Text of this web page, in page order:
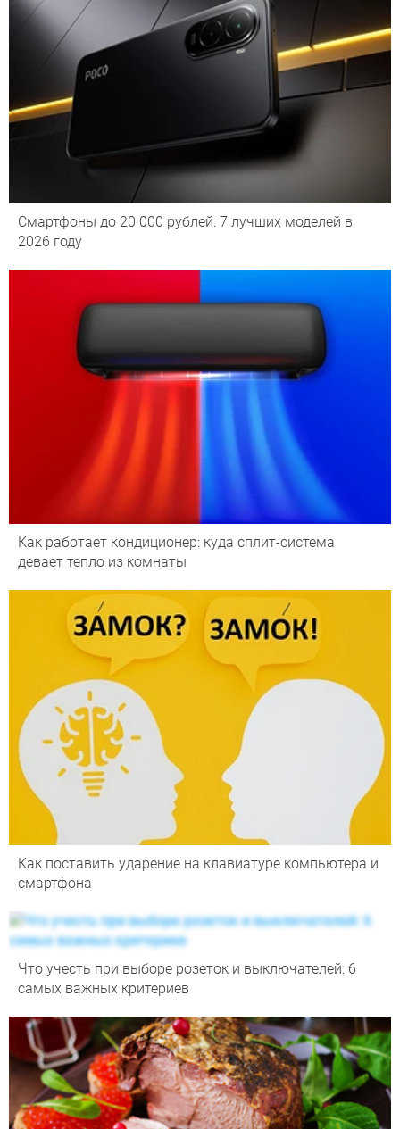
Смартфоны до 20 000 рублей: 7 лучших моделей в
2026 году
Как работает кондиционер: куда сплит-система
девает тепло из комнаты
Как поставить ударение на клавиатуре компьютера и
смартфона
Что учесть при выборе розеток и выключателей: 6
самых важных критериев